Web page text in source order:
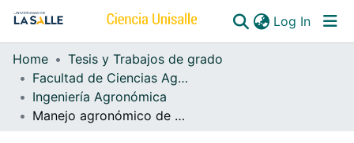
Log In
Communities & Collections
All of DSpace
Home
Tesis y Trabajos de grado
Facultad de Ciencias Agropecuarias
Ingeniería Agronómica
Manejo agronómico de un sistema productivo de aguacate (Persea americana, Miller) VAR. Hass como modelo a futuro en buenas prácticas agrícolas en el municipio de Cabrera, Cundinamarca